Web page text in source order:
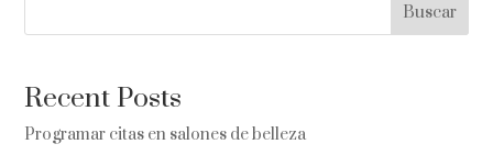
Buscar
Recent Posts
Programar citas en salones de belleza